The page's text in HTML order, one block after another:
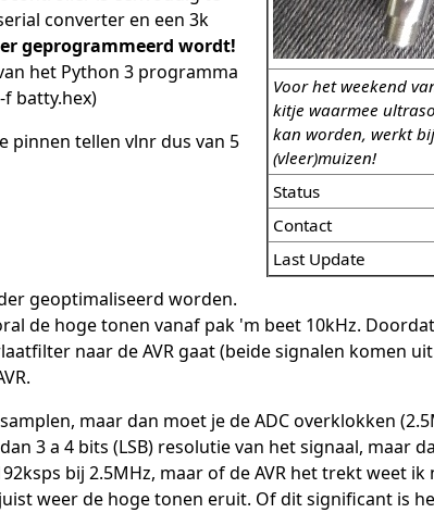
Voor het weekend
kitje waarmee
kan worden, werkt
(vleer)muizen!
Status
Contact
Last Update
converter en een 3k
geprogrammeerd wordt!
het Python 3 programma
f batty.hex)
pinnen tellen vlnr dus van 5
geoptimaliseerd worden.
de hoge tonen vanaf pak 'm beet 10kHz.
naar de AVR gaat (beide signalen komen
maar dan moet je de ADC overklokken
3 a 4 bits (LSB) resolutie van het signaal, maar
bij 2.5MHz, maar of de AVR het trekt weet
weer de hoge tonen eruit. Of dit significant is